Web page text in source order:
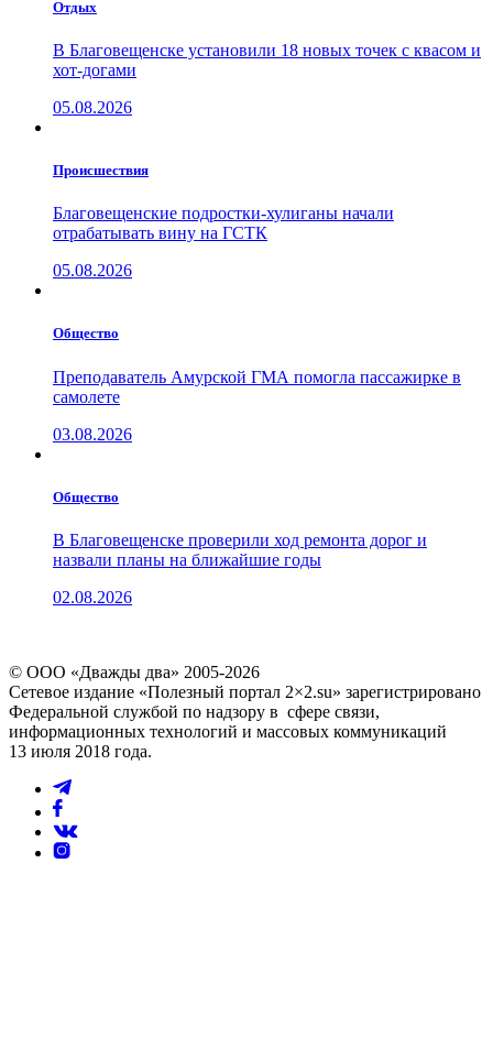
Отдых
В Благовещенске установили 18 новых точек с квасом и
хот-догами
05.08.2026
Проиcшествия
Благовещенские подростки-хулиганы начали
отрабатывать вину на ГСТК
05.08.2026
Общество
Преподаватель Амурской ГМА помогла пассажирке в
самолете
03.08.2026
Общество
В Благовещенске проверили ход ремонта дорог и
назвали планы на ближайшие годы
02.08.2026
© ООО «Дважды два» 2005-2026
Сетевое издание «Полезный портал 2×2.su» зарегистрировано
Федеральной службой по надзору в сфере связи,
информационных технологий и массовых коммуникаций
13 июля 2018 года.